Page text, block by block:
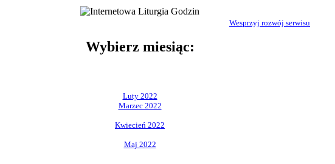
Wesprzyj rozwój serwisu
Wybierz miesiąc:
Luty 2022
Marzec 2022
Kwiecień 2022
Maj 2022